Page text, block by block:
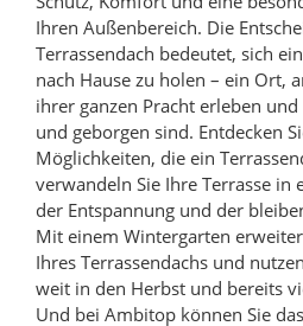
Ihren Außenbereich. Die
Terrassendach bedeutet, sich
nach Hause zu holen – ein Ort,
ihrer ganzen Pracht erleben
und geborgen sind. Entdecken
Möglichkeiten, die ein
verwandeln Sie Ihre Terrasse in
der Entspannung und der
Mit einem Wintergarten
Ihres Terrassendachs und
weit in den Herbst und bereits
Und bei Ambitop können Sie